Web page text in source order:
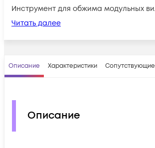
Инструмент для обжима модульных
Читать далее
Описание Характеристики
Описание